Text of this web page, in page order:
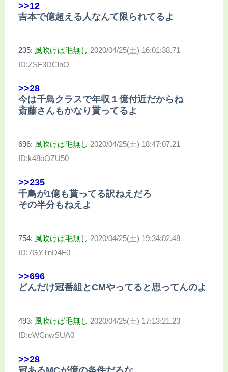
>>12
吉本で億超える人なんて限られてるよ
235: 風吹けば毛無し 2020/04/25(土) 16:01:38.71
ID:ZSF3DClnO
>>28
今は千鳥クラスで年収１億付近だからね
斎藤さんもかなり貰ってるよ
696: 風吹けば毛無し 2020/04/25(土) 18:47:07.21
ID:k48oOZU50
>>235
千鳥が1億も貰ってる訳ねえだろ
その半分もねえよ
754: 風吹けば毛無し 2020/04/25(土) 19:34:02.48
ID:7GYTnD4F0
>>696
どんだけ冠番組とCMやってると思ってんのよ
493: 風吹けば毛無し 2020/04/25(土) 17:13:21.23
ID:cWCnwSUA0
>>28